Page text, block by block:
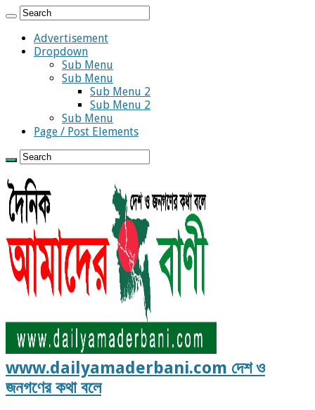
Advertisement
Dropdown
Sub Menu
Sub Menu
Sub Menu 2
Sub Menu 2
Sub Menu
Page / Post Elements
www.dailyamaderbani.com দেশ ও
জনগণের কথা বলে